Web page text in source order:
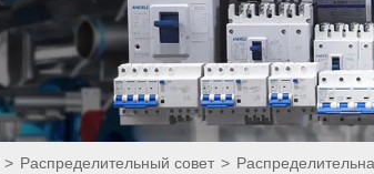
> Распределительный совет >